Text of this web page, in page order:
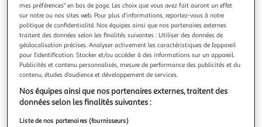
LOBODIS
Café moulu bio pur arabica doux intensité 6
Ce café est cultivé dans les Yungas, plus précisément dans
la province de Caranavi. Les Yungas se situent sur les
contreforts des Andes, entre la forêt amazonienne et les
steppes d'altitude de la cordillère. Le café bénéficie d'un
amandes grill
En savoir +
250g
Vous voulez connaître le prix de ce produit ?
Afficher le prix
mes préférences" en bas de page. Les choix que vous avez fait auront un effet
sur notre ou nos sites web. Pour plus d’informations, reportez-vous à notre
politique de confidentialité. Nos équipes ainsi que nos partenaires externes
traitent des données selon les finalités suivantes : Utiliser des données de
géolocalisation précises. Analyser activement les caractéristiques de l’appareil
pour l’identification. Stocker et/ou accéder à des informations sur un appareil.
Publicités et contenu personnalisés, mesure de performance des publicités et du
contenu, études d’audience et développement de services.
Nos équipes ainsi que nos partenaires externes, traitent des
données selon les finalités suivantes :
Liste de nos partenaires (fournisseurs)